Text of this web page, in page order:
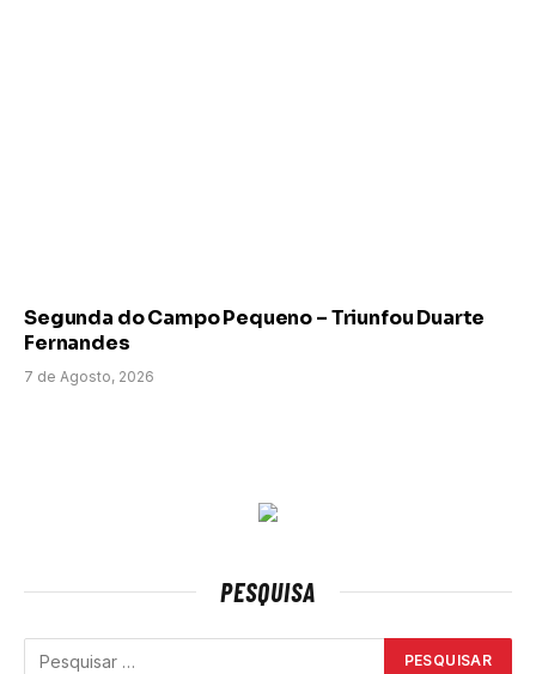
Segunda do Campo Pequeno – Triunfou Duarte
Fernandes
7 de Agosto, 2026
PESQUISA